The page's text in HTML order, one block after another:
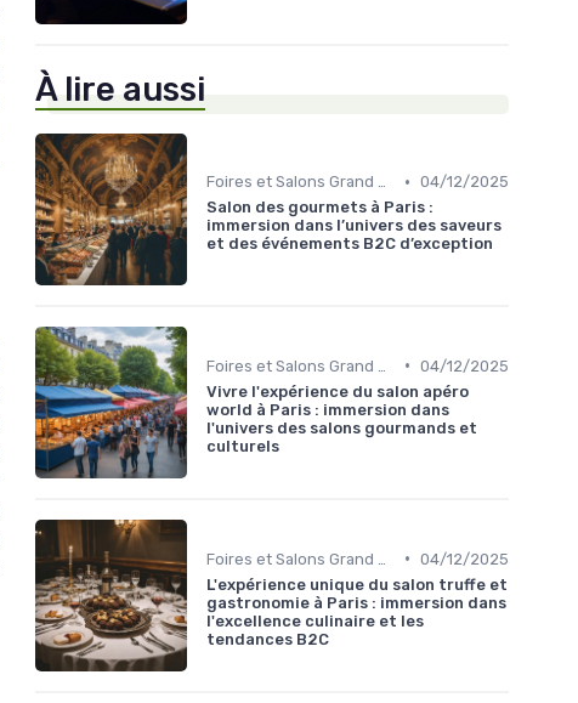
À lire aussi
Foires et Salons Grand Public • 04/12/2025
Salon des gourmets à Paris :
immersion dans l’univers des saveurs
et des événements B2C d’exception
• 04/12/2025
Vivre l'expérience du salon apéro
world à Paris : immersion dans
l'univers des salons gourmands et
culturels
• 04/12/2025
L'expérience unique du salon truffe et
gastronomie à Paris : immersion dans
l'excellence culinaire et les
tendances B2C